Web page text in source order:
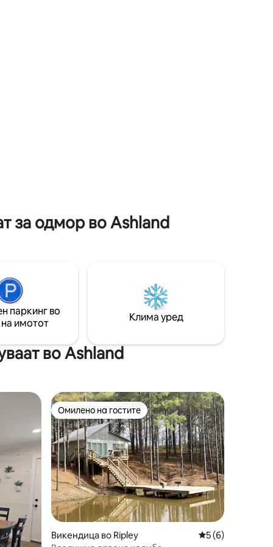
за одмор во Ashland
паркинг во
имотот
Клима уред
во Ashland
гостите“ Омилено на гостите
Омилено на гостите
Викендица во Ripley Просечна
5 (6)